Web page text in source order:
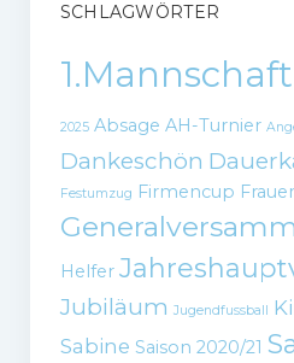
SCHLAGWÖRTER
1.Mannschaft
2025 Absage AH-Turnier
Dankeschön
Festumzug Firmencup
Helfer
Jubiläum Jugendfussball
Sabine Saison 2020/21